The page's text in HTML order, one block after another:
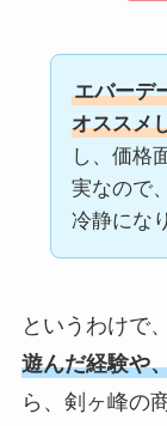
エバーデ
オススメ
し、価格
実なので
冷静にな
というわけで、
遊んだ経験や
ら、剣ヶ峰の